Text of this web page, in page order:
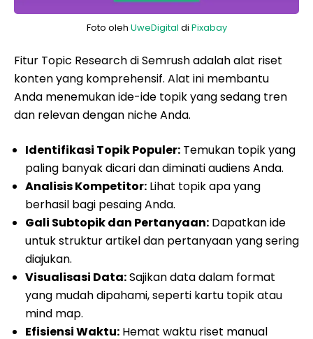
Foto oleh UweDigital di Pixabay
Fitur Topic Research di Semrush adalah alat riset
konten yang komprehensif. Alat ini membantu
Anda menemukan ide-ide topik yang sedang tren
dan relevan dengan niche Anda.
Identifikasi Topik Populer: Temukan topik yang
paling banyak dicari dan diminati audiens Anda.
Analisis Kompetitor: Lihat topik apa yang
berhasil bagi pesaing Anda.
Gali Subtopik dan Pertanyaan: Dapatkan ide
untuk struktur artikel dan pertanyaan yang sering
diajukan.
Visualisasi Data:Sajikan data dalam format
yang mudah dipahami, seperti kartu topik atau
mind map.
Efisiensi Waktu: Hemat waktu riset manual